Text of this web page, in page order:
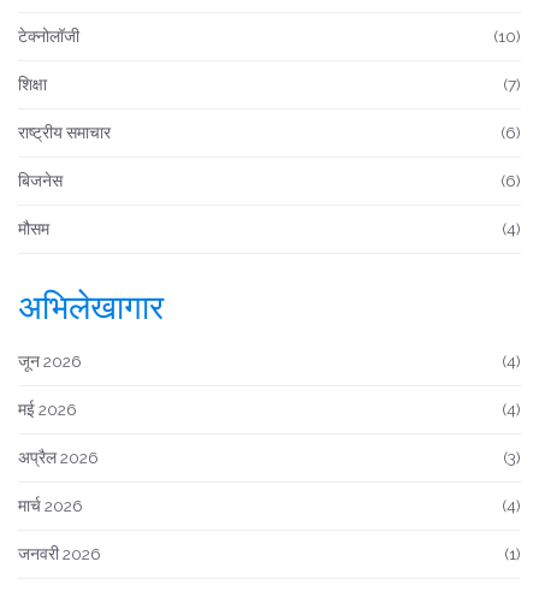
टेक्नोलॉजी (10)
शिक्षा (7)
राष्ट्रीय समाचार (6)
बिजनेस (6)
मौसम (4)
अभिलेखागार
जून 2026 (4)
मई 2026 (4)
अप्रैल 2026 (3)
मार्च 2026 (4)
जनवरी 2026 (1)